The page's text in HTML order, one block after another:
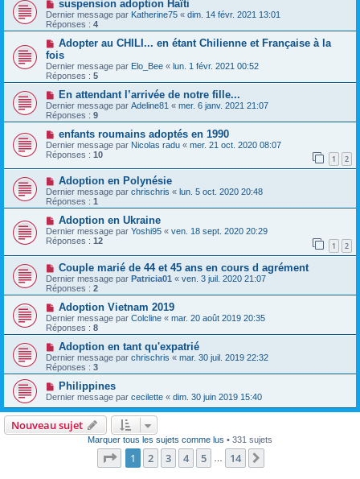
suspension adoption Haïti
Dernier message par Katherine75 « dim. 14 févr. 2021 13:01
Réponses : 4
Adopter au CHILI... en étant Chilienne et Française à la
fois
Dernier message par Elo_Bee « lun. 1 févr. 2021 00:52
Réponses : 5
En attendant l’arrivée de notre fille...
Dernier message par Adeline81 « mer. 6 janv. 2021 21:07
Réponses : 9
enfants roumains adoptés en 1990
Dernier message par Nicolas radu « mer. 21 oct. 2020 08:07
Réponses : 10 1 2
Adoption en Polynésie
Dernier message par chrischris « lun. 5 oct. 2020 20:48
Réponses : 1
Adoption en Ukraine
Dernier message par Yoshi95 « ven. 18 sept. 2020 20:29
Réponses : 12 1 2
Couple marié de 44 et 45 ans en cours d agrément
Dernier message par Patricia01 « ven. 3 juil. 2020 21:07
Réponses : 2
Adoption Vietnam 2019
Dernier message par Colcline « mar. 20 août 2019 20:35
Réponses : 8
Adoption en tant qu'expatrié
Dernier message par chrischris « mar. 30 juil. 2019 22:32
Réponses : 3
Philippines
Dernier message par cecilette « dim. 30 juin 2019 15:40
Nouveau sujet
Marquer tous les sujets comme lus • 331 sujets
Page 1sur14
1 2 3 4 5 14